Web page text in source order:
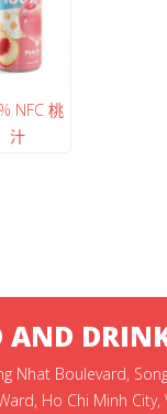
NFC 桃
汁
AND
Nhat Boulevard,
Ho Chi Minh City,